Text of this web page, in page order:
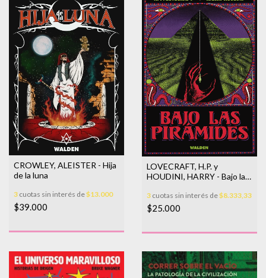
CROWLEY, ALEISTER - Hija
de la luna
3 cuotas sin interés de$13.000
$39.000
LOVECRAFT, H.P. y
HOUDINI, HARRY - Bajo las
3 cuotas sin interés de$8.333,33
$25.000